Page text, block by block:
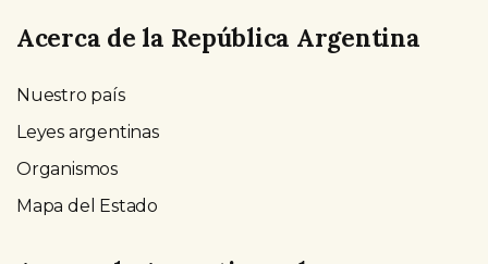
Acerca de la República Argentina
Nuestro país
Leyes argentinas
Organismos
Mapa del Estado